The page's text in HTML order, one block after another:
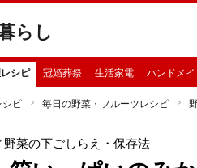
らし
シピ 冠婚葬祭 生活家電 ハンドメイ
シピ 毎日の野菜・フルーツレシピ
野菜の下ごしらえ・保存法